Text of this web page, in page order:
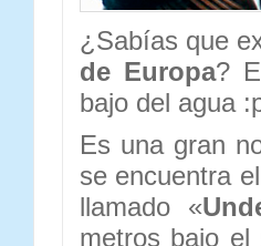
¿Sabías que
de Europa?
bajo del agua
Es una gran
se encuentra
llamado «
metros bajo